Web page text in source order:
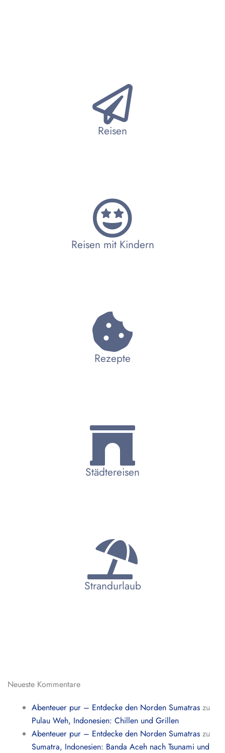
Reisen
Reisen mit Kindern
Rezepte
Städtereisen
Strandurlaub
Neueste Kommentare
Abenteuer pur – Entdecke den Norden Sumatras zu
Pulau Weh, Indonesien: Chillen und Grillen
Abenteuer pur – Entdecke den Norden Sumatras zu
Sumatra, Indonesien: Banda Aceh nach Tsunami und